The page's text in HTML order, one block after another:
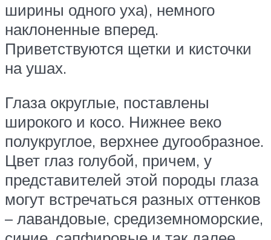
ширины одного уха), немного
наклоненные вперед.
Приветствуются щетки и кисточки
на ушах.
Глаза округлые, поставлены
широкого и косо. Нижнее веко
полукруглое, верхнее дугообразное.
Цвет глаз голубой, причем, у
представителей этой породы глаза
могут встречаться разных оттенков
– лавандовые, средиземноморские,